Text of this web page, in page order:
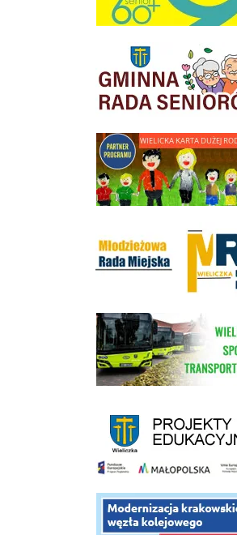
link do strony Gminnej Rady
link do strony - Wielicka Karta Dużej
link do strony Wielickiej Spółki
link do opisu projektu budowy linii